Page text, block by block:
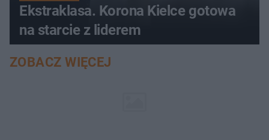
Ekstraklasa. Korona Kielce gotowa
na starcie z liderem
ZOBACZ WIĘCEJ